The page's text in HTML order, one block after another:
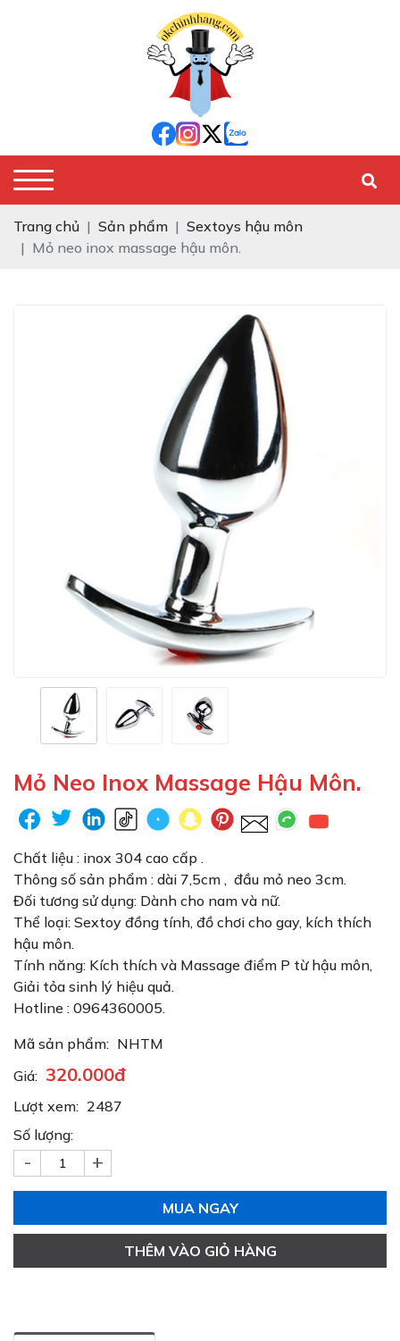
Trang chủ Sản phẩm
Sextoys hậu môn
Mỏ neo inox massage hậu môn.
Mỏ Neo Inox Massage Hậu Môn.
Chất liệu : inox 304 cao cấp .
Thông số sản phẩm : dài 7,5cm , đầu mỏ neo 3cm.
Đối tương sử dụng: Dành cho nam và nữ.
Thể loại: Sextoy đồng tính, đồ chơi cho gay, kích thích
hậu môn.
Tính năng: Kích thích và Massage điểm P từ hậu môn,
Giải tỏa sinh lý hiệu quả.
Hotline : 0964360005.
Mã sản phẩm: NHTM
Giá: 320.000đ
Lượt xem: 2487
Số lượng:
- +
MUA NGAY
THÊM VÀO GIỎ HÀNG